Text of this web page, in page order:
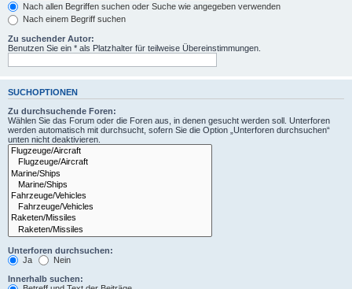
Nach allen Begriffen suchen oder Suche wie angegeben verwenden
Nach einem Begriff suchen
Zu suchender Autor:
Benutzen Sie ein * als Platzhalter für teilweise Übereinstimmungen.
SUCHOPTIONEN
Zu durchsuchende Foren:
Wählen Sie das Forum oder die Foren aus, in denen gesucht werden soll. Unterforen
werden automatisch mit durchsucht, sofern Sie die Option „Unterforen durchsuchen“
unten nicht deaktivieren.
Unterforen durchsuchen:
Ja
Nein
Innerhalb suchen: